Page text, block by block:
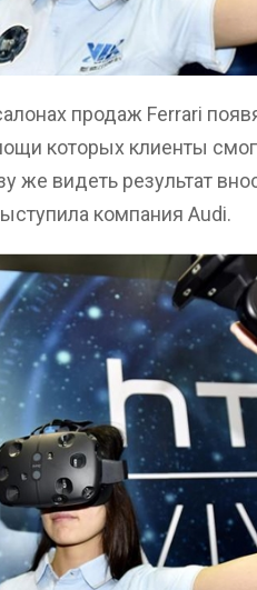
продаж Ferrari
которых клиенты
же видеть результат
компания Audi.